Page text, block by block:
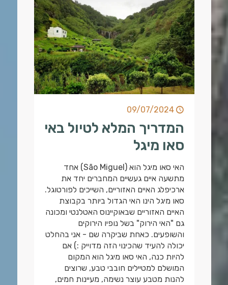
09/07/2024
המדריך המלא לטיול באי
סאו מיגל
האי סאו מיגל הוא (São Miguel) אחד
מתשעה איים געשיים המחברים יחד את
ארכיפלג האיים האזוריים, השייכים לפורטוגל.
סאו מיגל הינו האי הגדול ביותר בקבוצת
האיים האזוריים שבאוקיינוס האטלנטי ומכונה
גם "האי הירוק" בשל נופיו הירוקים
והשופעים. כאחת שביקרה שם - אני בהחלט
יכולה להעיד שהכינוי הזה מדוייק :) אם
להיות כנה, האי סאו מיגל הוא המקום
המושלם למטיילים חובבי טבע, שרוצים
להנות מטבע עוצר נשימה, מעיינות חמים,